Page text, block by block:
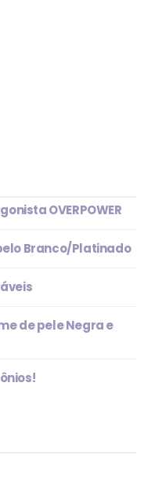
OVERPOWER
Branco/Platinado
de pele Negra e